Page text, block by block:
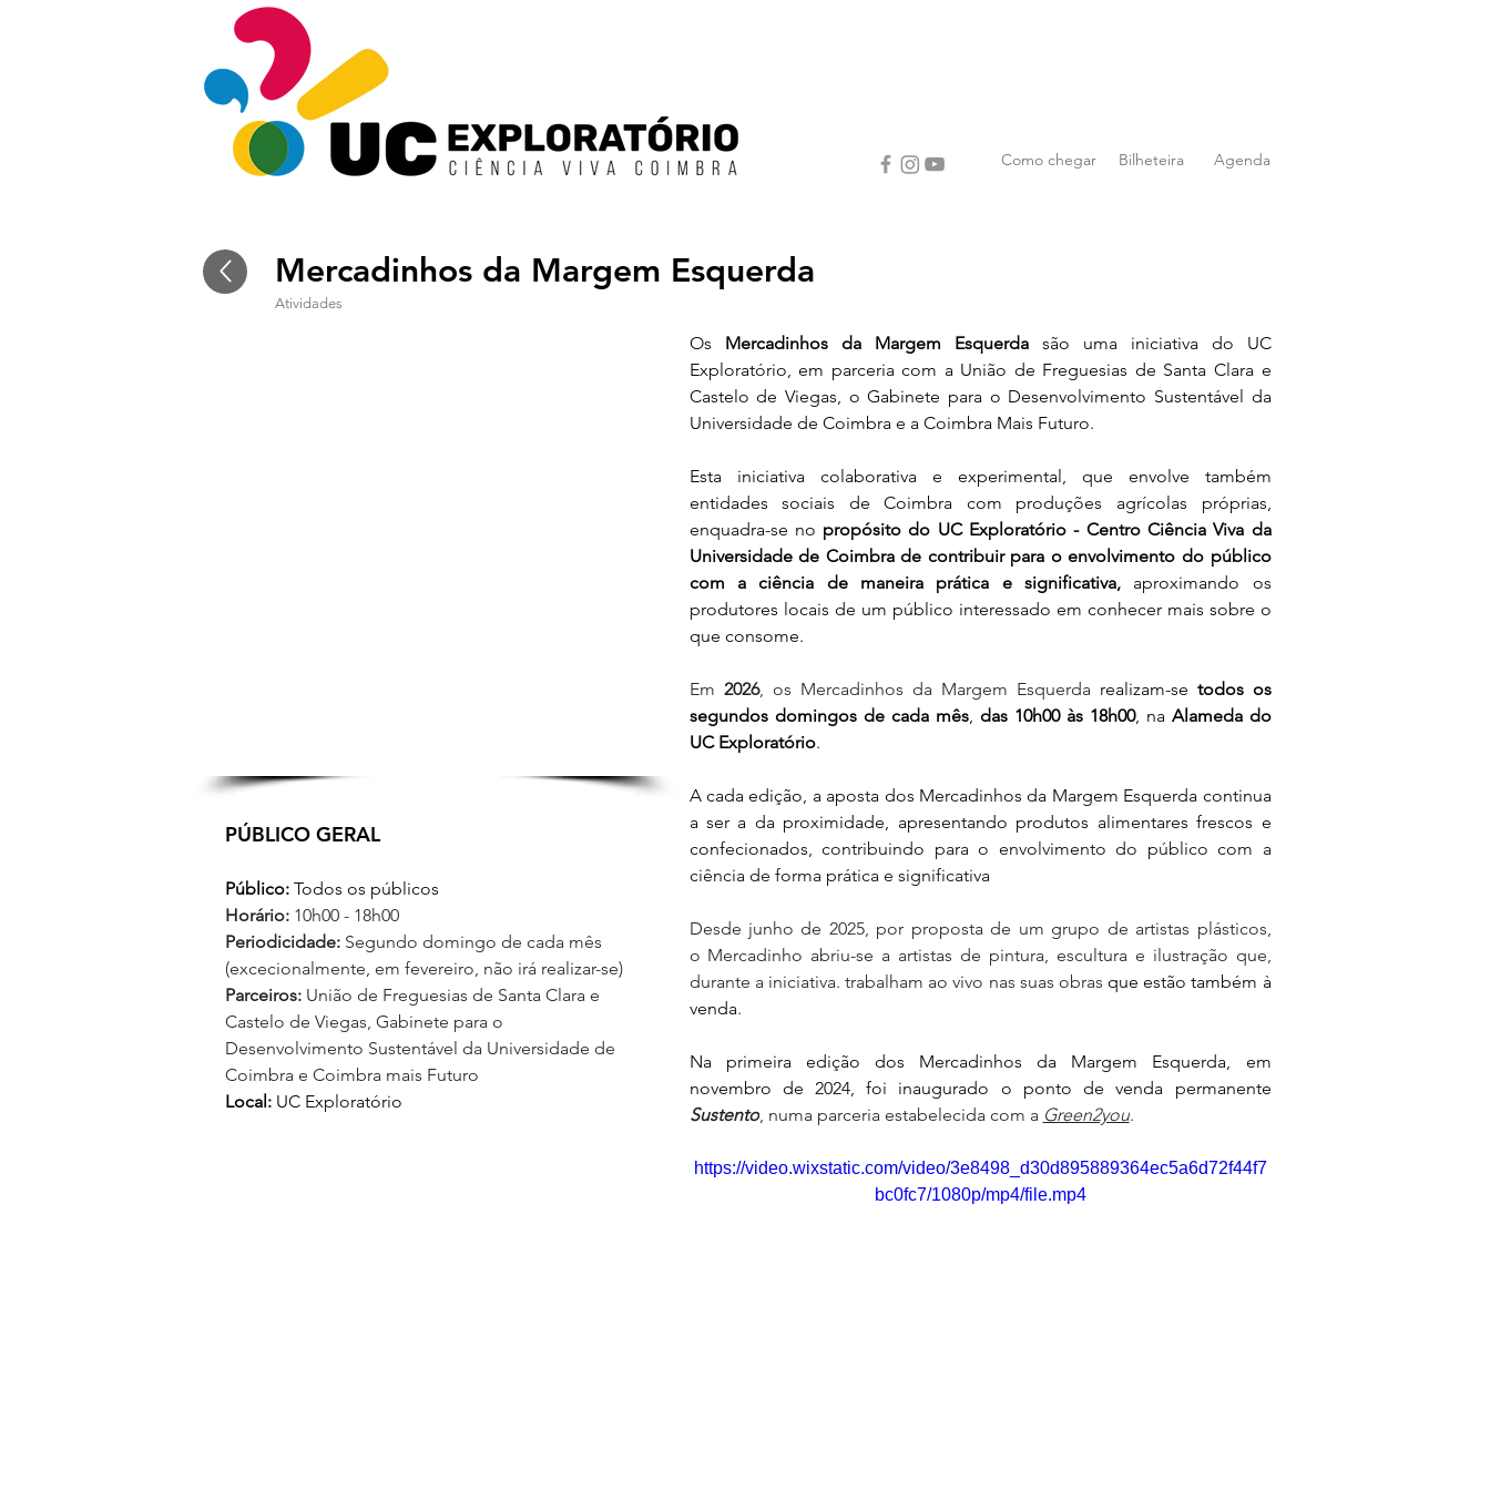
Como chegar Bilheteira Agenda
Mercadinhos da Margem Esquerda
Atividades
PÚBLICO GERAL
Público: Todos os públicos
Horário: 10h00 - 18h00
Periodicidade: Segundo domingo de cada mês
(excecionalmente, em fevereiro, não irá realizar-se)
Parceiros: União de Freguesias de Santa Clara e
Castelo de Viegas, Gabinete para o
Desenvolvimento Sustentável da Universidade de
Coimbra e Coimbra mais Futuro
Local: UC Exploratório
Os Mercadinhos da Margem Esquerda são uma iniciativa do UC
Exploratório, em parceria com a União de Freguesias de Santa Clara e
Castelo de Viegas, o Gabinete para o Desenvolvimento Sustentável da
Universidade de Coimbra e a Coimbra Mais Futuro.
Esta iniciativa colaborativa e experimental, que envolve também
entidades sociais de Coimbra com produções agrícolas próprias,
enquadra-se no propósito do UC Exploratório - Centro Ciência Viva da
Universidade de Coimbra de contribuir para o envolvimento do público
com a ciência de maneira prática e significativa, aproximando os
produtores locais de um público interessado em conhecer mais sobre o
que consome.
Em 2026, os Mercadinhos da Margem Esquerda realizam-se todos os
segundos domingos de cada mês, das 10h00 às 18h00, na Alameda do
UC Exploratório.
A cada edição, a aposta dos Mercadinhos da Margem Esquerda continua
a ser a da proximidade, apresentando produtos alimentares frescos e
confecionados, contribuindo para o envolvimento do público com a
ciência de forma prática e significativa
Desde junho de 2025, por proposta de um grupo de artistas plásticos,
o Mercadinho abriu-se a artistas de pintura, escultura e ilustração que,
durante a iniciativa. trabalham ao vivo nas suas obras que estão também à
venda.
Na primeira edição dos Mercadinhos da Margem Esquerda, em
novembro de 2024, foi inaugurado o ponto de venda permanente
Sustento, numa parceria estabelecida com a Green2you.
https://video.wixstatic.com/video/3e8498_d30d895889364ec5a6d72f44f7
bc0fc7/1080p/mp4/file.mp4